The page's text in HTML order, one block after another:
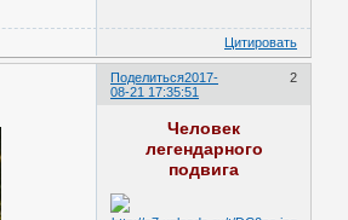
Цитировать
Поделиться 2
2017-
08-21 17:35:51
Человек
легендарного
подвига